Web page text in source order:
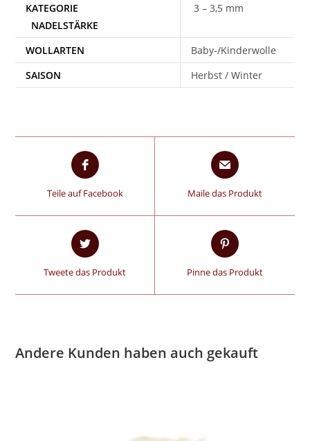
3 – 3,5 mm
WOLLARTEN
Baby-/Kinderwolle
SAISON
Herbst / Winter
Teile auf Facebook Maile das Produkt
Tweete das Produkt Pinne das Produkt
Andere Kunden haben auch gekauft